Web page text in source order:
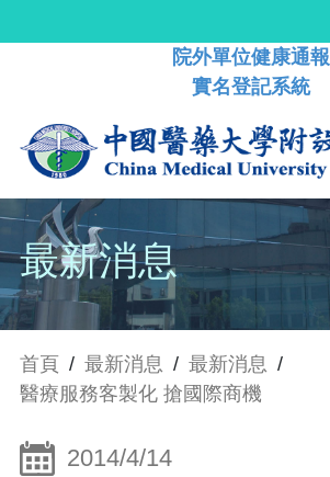
院外單位健康通報
實名登記系統
最新消息
首頁 / 最新消息 / 最新消息 /
醫療服務客製化 搶國際商機
2014/4/14